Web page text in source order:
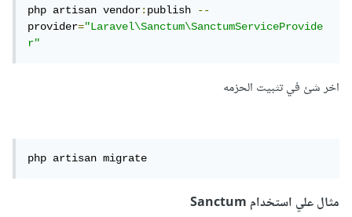
php artisan vendor:publish --
provider="Laravel\Sanctum\SanctumServiceProvide
r"
اخر شئ في تثبيت الحزمه
php artisan migrate
مثال علي استخدام Sanctum